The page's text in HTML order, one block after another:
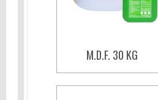
M.D.F. 30 KG